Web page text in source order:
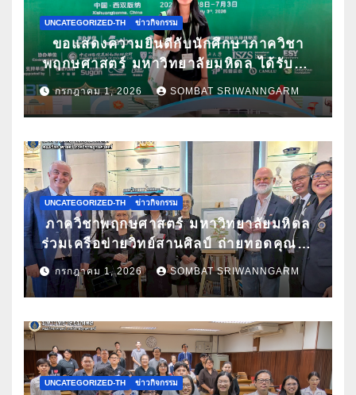
UNCATEGORIZED-TH ข่าวกิจกรรม
ขอแสดงความยินดีกับนักศึกษาภาควิชา
พฤกษศาสตร์ มหาวิทยาลัยมหิดล ได้รับคัด
เลือกนำเสนอผลงานวิจัยในการประชุม
วิชาการนานาชาติ ATBC 2026 พร้อมรับ
กรกฎาคม 1, 2026 SOMBAT SRIWANNGARM
UNCATEGORIZED-TH ข่าวกิจกรรม
ภาควิชาพฤกษศาสตร์ มหาวิทยาลัยมหิดล
ร่วมเครือข่ายวิทย์สานศิลป์ ถ่ายทอดคุณค่า
กล้วยไม้ไทยผ่านงานศิลปะ ในนิทรรศการ
“กล้วยไม้แห่งสยามนามไซเดนฟาเดน” ณ
ประเทศไทย
กรกฎาคม 1, 2026 SOMBAT SRIWANNGARM
UNCATEGORIZED-TH ข่าวกิจกรรม